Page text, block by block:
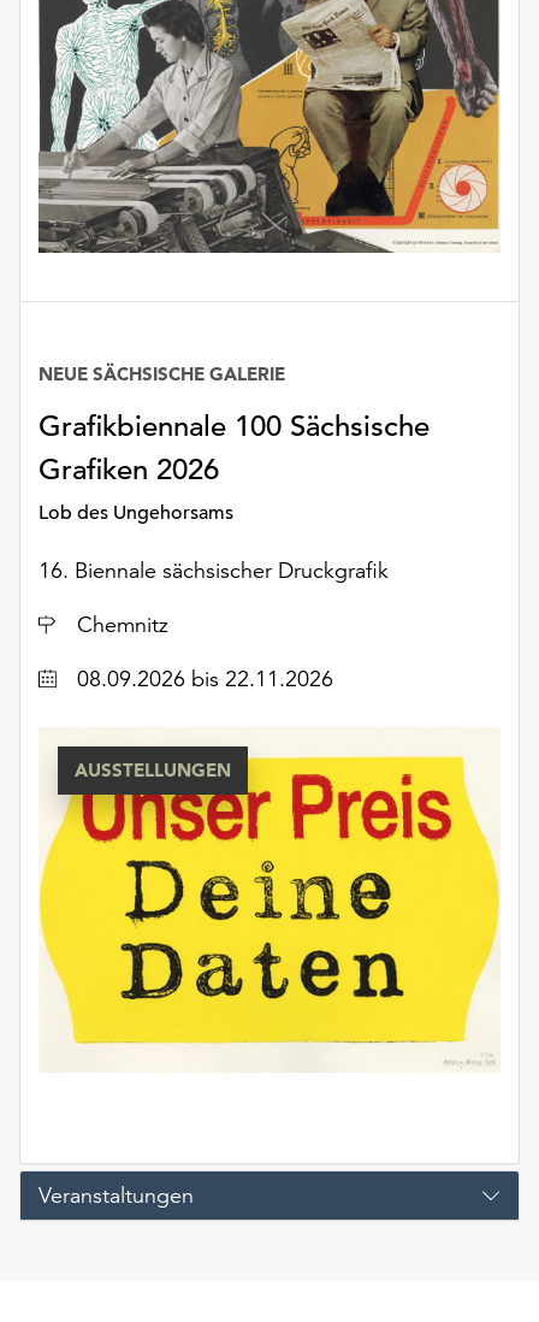
Schaltfläche
„Auswählen“.
Weitere
Informationen
finden
Sie
Impressum
Grafikbiennale 100 Sächsische
Grafiken 2026
Lob des Ungehorsams
NEUE SÄCHSISCHE GALERIE
16. Biennale sächsischer Druckgrafik
Ort
Chemnitz
Datum08.09.2026 bis 22.11.2026
AUSSTELLUNGEN
Veranstaltungen